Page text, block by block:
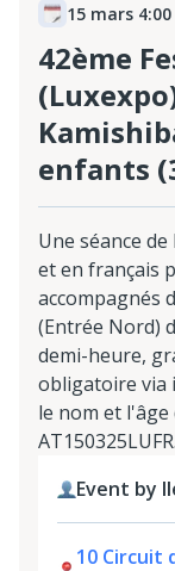
15 mars
42ème
enfants
Une séance
et en français
accompagnés
(Entrée Nord)
demi-heure,
obligatoire via
le nom et
AT150325LUFR.
Event by
10 Circuit